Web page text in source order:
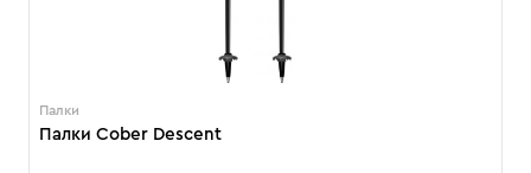
Палки
Палки Cober Descent